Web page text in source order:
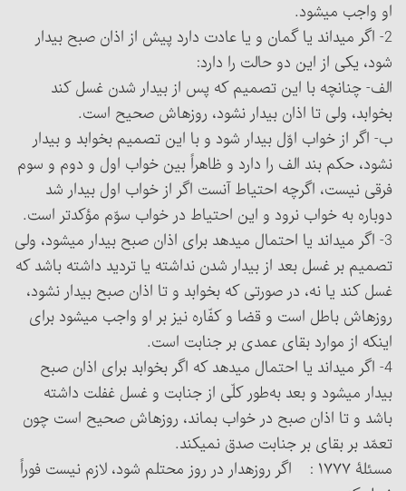
او واجب می‏شود.
2- اگر می‏داند یا گمان و یا عادت دارد پیش از اذان صبح بیدار
شود، یکی از این دو حالت را دارد:
الف- چنانچه با این تصمیم که پس از بیدار شدن غسل کند
بخوابد، ولی تا اذان بیدار نشود، روزه‏اش صحیح است.
ب- اگر از خواب اوّل بیدار شود و با این تصمیم بخوابد و بیدار
نشود، حکم بند الف را دارد و ظاهراً بین خواب اول و دوم و سوم
فرقی نیست، اگرچه احتیاط آنست اگر از خواب اول بیدار شد
دوباره به خواب نرود و این احتیاط در خواب سوّم مؤکدتر است.
3- اگر می‏داند یا احتمال می‏دهد برای اذان صبح بیدار می‏شود، ولی
تصمیم بر غسل بعد از بیدار شدن نداشته یا تردید داشته باشد که
غسل کند یا نه، در صورتی که بخوابد و تا اذان صبح بیدار نشود،
روزه‏اش باطل است و قضا و کفّاره نیز بر او واجب می‏شود برای
اینکه از موارد بقای عمدی بر جنابت است.
4- اگر می‏داند یا احتمال می‏دهد که اگر بخوابد برای اذان صبح
بیدار می‏شود و بعد به‌طور کلّی از جنابت و غسل غفلت داشته
باشد و تا اذان صبح در خواب بماند، روزه‏اش صحیح است چون
تعمّد بر بقای بر جنابت صدق نمی‏کند.
مسئلۀ ۱۷۷۷ : اگر روزه‏دار در روز محتلم شود، لازم نیست فوراً